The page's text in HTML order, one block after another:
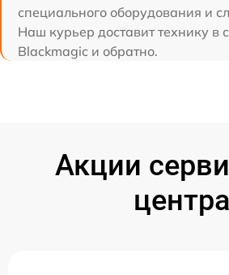
специального оборудования и
Наш курьер доставит технику в
Blackmagic и обратно.
Акции
центра